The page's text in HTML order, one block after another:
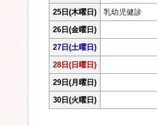
25日 (木曜日)
乳幼児健診
26日 (金曜日)
27日 (土曜日)
28日 (日曜日)
29日 (月曜日)
30日 (火曜日)